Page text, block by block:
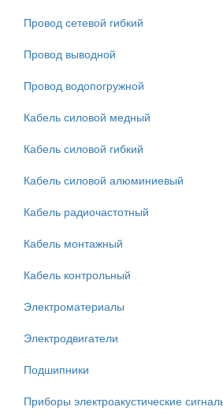
Провод сетевой гибкий
Провод выводной
Провод водопогружной
Кабель силовой медный
Кабель силовой гибкий
Кабель силовой алюминиевый
Кабель радиочастотный
Кабель монтажный
Кабель контрольный
Электроматериалы
Электродвигатели
Подшипники
Приборы электроакустические